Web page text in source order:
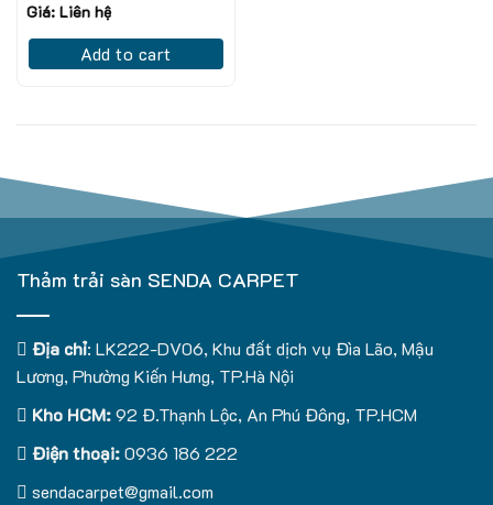
Giá: Liên hệ
Add to cart
Thảm trải sàn SENDA CARPET
Địa chỉ: LK222-DV06, Khu đất dịch vụ Đìa Lão, Mậu
Lương, Phường Kiến Hưng, TP.Hà Nội
Kho HCM:92 Đ.Thạnh Lộc, An Phú Đông, TP.HCM
Điện thoại:0936 186 222
sendacarpet@gmail.com